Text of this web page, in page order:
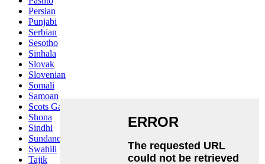
Persian
Punjabi
Serbian
Sesotho
Sinhala
Slovak
Slovenian
Somali
Samoan
Scots Gaelic
Shona
Sindhi
Sundanese
Swahili
Tajik